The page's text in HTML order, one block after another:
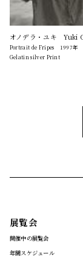
オノデラ・ユキ Yuki
Portrait de Fripes 1997年
Gelatin silver Print
展覧会
開催中の展覧会
年間スケジュール